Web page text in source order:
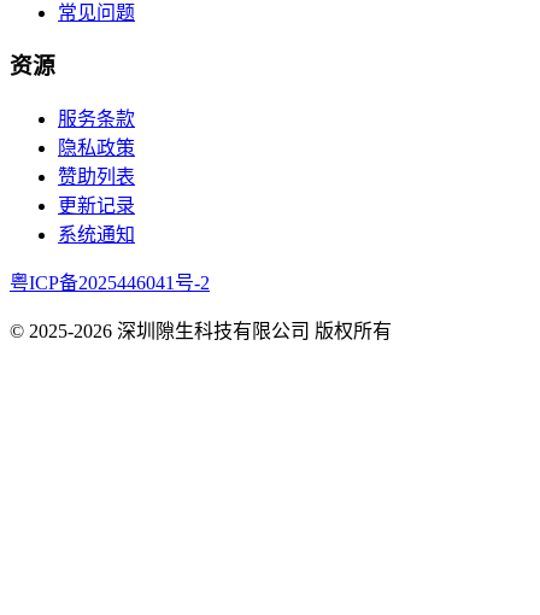
常见问题
资源
服务条款
隐私政策
赞助列表
更新记录
系统通知
粤ICP备2025446041号-2
© 2025-2026 深圳隙生科技有限公司 版权所有